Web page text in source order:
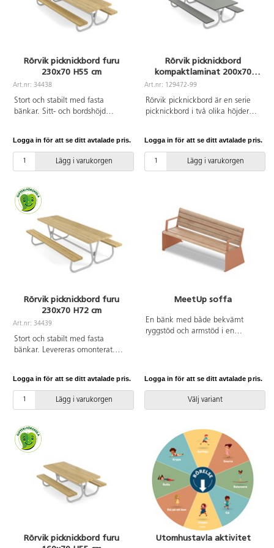
finns på artikelnummer 148632
finns på artikelnummer 148632
Rörvik picknickbord furu
230x70 H55 cm
Art.nr: 34438
Stort och stabilt med fasta
bänkar. Sitt- och bordshöjd
sitthöjd: 32 cm. Bordsskivans
bredd: 70,8 cm. Höjd mellan sits
och bord är 23 cm. Förzinkat
bänkar i oljad furu. Vi
rekommenderar behandling med
vattenbaserad träolja innan
användning utomhus. Upprepa
behandlingen vid behov.
Passande förankring finns på
artikelnummer 148632 och
Logga in för att se ditt avtalade pris.
Lägg i varukorgen
Rörvik picknickbord
kompaktlaminat 200x70
H53 cm
Art.nr: 129472-99
Rörvik picknickbord är en serie
picknickbord i två olika höjder
bänkarna är förzinkade.
Bordsskiva av kompaktlaminat.
Passande förankring finns på
Logga in för att se ditt avtalade pris.
Lägg i varukorgen
Rörvik picknickbord furu
230x70 H72 cm
Art.nr: 34439
Stort och stabilt med fasta
bänkar. Levereras omonterat.
Förzinkat underrede. Bordsskiva
och bänkar i oljad furu. Vi
rekommenderar behandling med
användning utomhus. Upprepa
behandlingen vid behov.
Passande förankring finns på
artikelnummer 148632 och
Logga in för att se ditt avtalade pris.
Lägg i varukorgen
MeetUp soffa
En bänk med både bekvämt
ryggstöd och armstöd i en
kännetecknas av rena linjer och
produkter för offentlig miljö som
skolgårdar och parker. En
mötesplats och möjliggör socialt
umgänge i utemiljön. Tillverkad
av FSC ®-märkt nordisk furu, välj
mellan rötskyddsbehandling och
vattenbaserad utomhusbets.
Stålytorna på modulerna går att
få lackerade i åtta olika färger.
Logga in för att se ditt avtalade pris.
Välj variant
Rörvik picknickbord furu
Utomhustavla aktivitet